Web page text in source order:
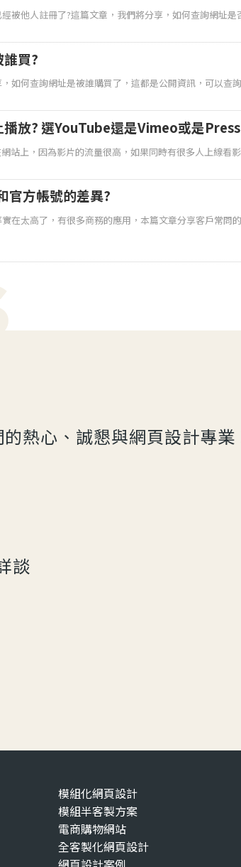
被他人註冊了?這篇文章，我們將分享，如何查詢網址
誰買?
如何查詢網址是被誰購買了，這都是公開資訊，可以查
播放? 選YouTube還是Vimeo或是
站上，因為影片的流量很高，如果同時有很多人上線看
官方帳號的差異?
實在太高了，有很多商務的應用，本篇文章分享客戶常問
熱心、誠懇與網頁設計專業
談
模組化網頁設計
模組半客製方案
電商購物網站
全客製化網頁設計